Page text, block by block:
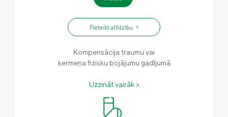
Pieteikt atlīdzību
Kompensācija traumu vai
ķermeņa fizisku bojājumu gadījumā
Uzzināt vairāk >